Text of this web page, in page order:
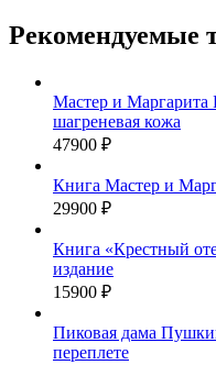
Рекомендуемые
Мастер и Маргарита
шагреневая кожа
47900 ₽
Книга Мастер и
29900 ₽
Книга «‎Крестный
издание
15900 ₽
Пиковая дама
переплете